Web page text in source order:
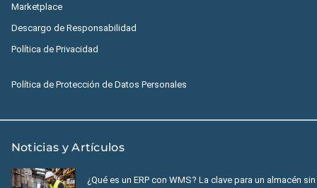
Marketplace
Descargo de Responsabilidad
Política de Privacidad
Política de Protección de Datos Personales
Noticias y Artículos
¿Qué es un ERP con WMS? La clave para un almacén sin